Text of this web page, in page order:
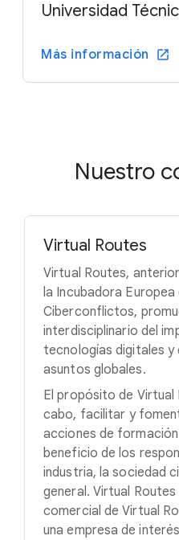
Universidad
Más información
Nuestro
Virtual Routes
Virtual Routes,
la Incubadora
Ciberconflictos,
interdisciplinario del
tecnologías digitales y
asuntos globales.
El propósito de Virtual
cabo, facilitar y
acciones de
beneficio de los
industria, la sociedad
general. Virtual Routes
comercial de Virtual
una empresa de